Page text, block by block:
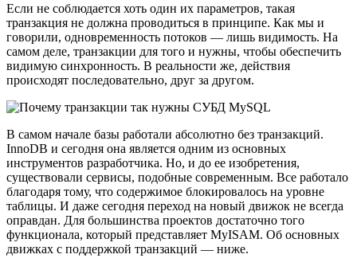
Если не соблюдается хоть один их параметров, такая
транзакция не должна проводиться в принципе. Как мы и
говорили, одновременность потоков — лишь видимость. На
самом деле, транзакции для того и нужны, чтобы обеспечить
видимую синхронность. В реальности же, действия
происходят последовательно, друг за другом.
В самом начале базы работали абсолютно без транзакций.
InnoDB и сегодня она является одним из основных
инструментов разработчика. Но, и до ее изобретения,
существовали сервисы, подобные современным. Все работало
благодаря тому, что содержимое блокировалось на уровне
таблицы. И даже сегодня переход на новый движок не всегда
оправдан. Для большинства проектов достаточно того
функционала, который представляет MyISAM. Об основных
движках с поддержкой транзакций — ниже.